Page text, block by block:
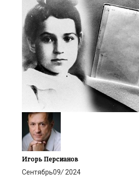
Игорь Персианов
Сентябрь09/ 2024